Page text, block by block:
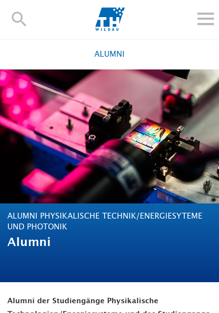
TH-
FORSCHUNG UND TRANSFER
ALUMNI
HOCHSCHULE
INTERNATIONAL
BESCHÄFTIGTE
Kontakt und Anfahrt Webmail Moodle
TH Online-Portal Personensuche English
ALUMNI
ALUMNI PHYSIKALISCHE TECHNIK/ENERGIESYTEME
UND PHOTONIK
Alumni
Alumni der Studiengänge Physikalische